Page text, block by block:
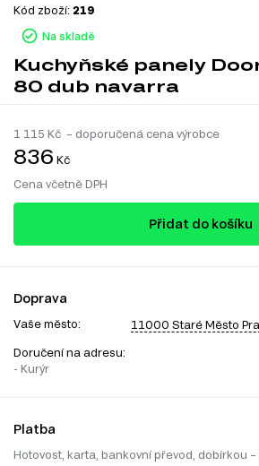
Na skladě
Kód zboží: 219
Kuchyňské panely
80 dub navarra
1 115 Kč – doporučená cena výrobce
836 Kč
Cena včetně DPH
Přidat do košíku
Doprava
Vaše město: 11000 Staré Město
Doručení na adresu:
- Kurýr
Platba
Hotovost, karta, bankovní převod, dobírkou –